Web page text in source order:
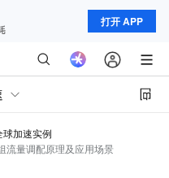
打开 APP
加速实例
流量调配原理及应用场景